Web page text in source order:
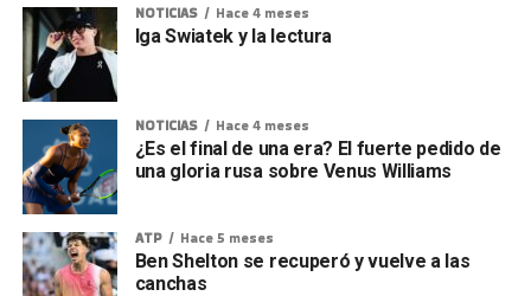
NOTICIAS Hace 4 meses
Iga Swiatek y la lectura
NOTICIAS Hace 4 meses
¿Es el final de una era? El fuerte pedido de
una gloria rusa sobre Venus Williams
ATP Hace 5 meses
Ben Shelton se recuperó y vuelve a las
canchas